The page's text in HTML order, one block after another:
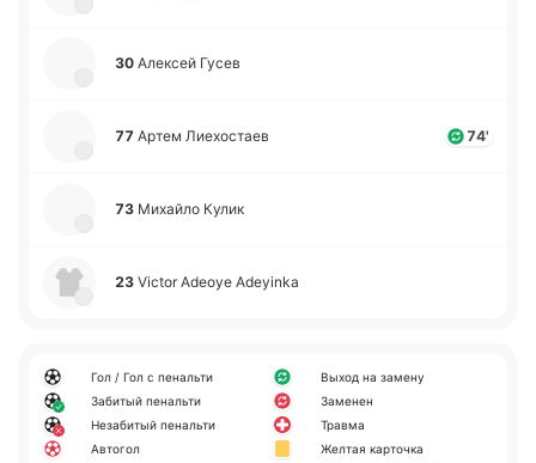
30 Але­ксей Гусев
77 Артем Лие­хо­стаев 74'
73 Ми­хай­ло Кулик
23 Victor Adeoye Adeyinka
Гол / Гол с пенальти
Забитый пенальти
Незабитый пенальти
Автогол
Выход на замену
Заменен
Травма
Желтая карточка